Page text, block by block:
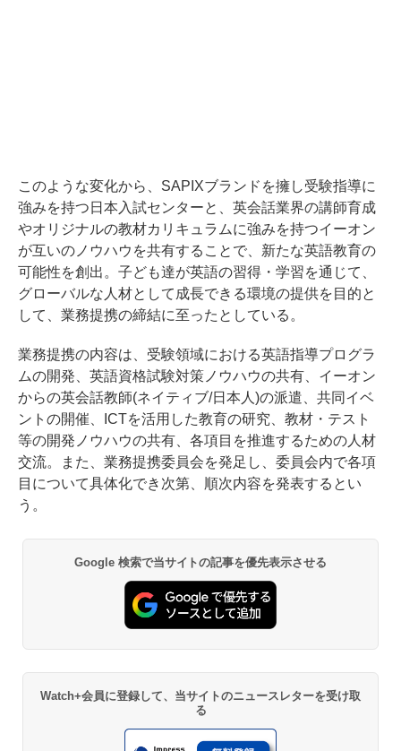
このような変化から、SAPIXブランドを擁し受験指導に
強みを持つ日本入試センターと、英会話業界の講師育成
やオリジナルの教材カリキュラムに強みを持つイーオン
が互いのノウハウを共有することで、新たな英語教育の
可能性を創出。子ども達が英語の習得・学習を通じて、
グローバルな人材として成長できる環境の提供を目的と
して、業務提携の締結に至ったとしている。
業務提携の内容は、受験領域における英語指導プログラ
ムの開発、英語資格試験対策ノウハウの共有、イーオン
からの英会話教師(ネイティブ/日本人)の派遣、共同イベ
ントの開催、ICTを活用した教育の研究、教材・テスト
等の開発ノウハウの共有、各項目を推進するための人材
交流。また、業務提携委員会を発足し、委員会内で各項
目について具体化でき次第、順次内容を発表するとい
う。
Google 検索で当サイトの記事を優先表示させる
Watch+会員に登録して、当サイトのニュースレターを受け取
る